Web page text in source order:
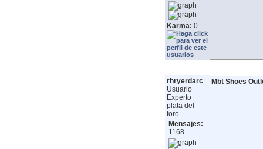
Karma: 0
rhryerdarc
Usuario
Experto
plata del
foro
Mensajes:
1168
Mbt Shoes